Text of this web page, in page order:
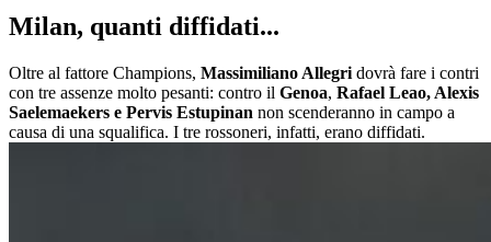
Milan, quanti diffidati...
Oltre al fattore Champions, Massimiliano Allegri dovrà fare i contri
con tre assenze molto pesanti: contro il Genoa, Rafael Leao, Alexis
Saelemaekers e Pervis Estupinan non scenderanno in campo a
causa di una squalifica. I tre rossoneri, infatti, erano diffidati.